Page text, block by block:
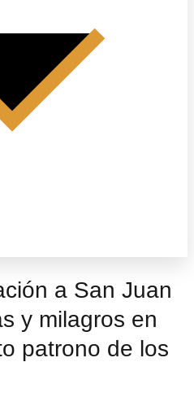
a San Juan
y milagros en
patrono de los